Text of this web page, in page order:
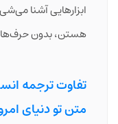
ابزارهایی آشنا
هستن، بدون
تفاوت ترجمه
متن تو دنیای